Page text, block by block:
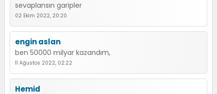
sevaplansın garipler
02 Ekim 2022, 20:20
engin aslan
ben 50000 milyar kazandım,
11 Ağustos 2022, 02:22
Hemid